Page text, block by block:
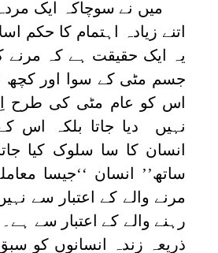
میں نے سوچاکہ ایک
اتنے زیادہ اہتمام کا حکم
یہ ایک حقیقت ہے کہ مرنے
جسم مٹی کے سوا اور کچھ
اس کو عام مٹی کی طرح
نہیں دیا جاتا بلکہ اس کے
انسان کا سا سلوک کیا
ساتھ’’ انسان ‘‘جیسا
مرنے والے کے اعتبار سے
رہنے والے کے اعتبار سے
ذریعہ زندہ انسانوں کو سبق